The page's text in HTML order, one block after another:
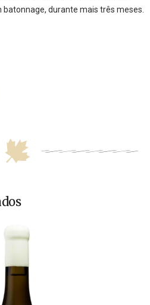
durante mais três meses.